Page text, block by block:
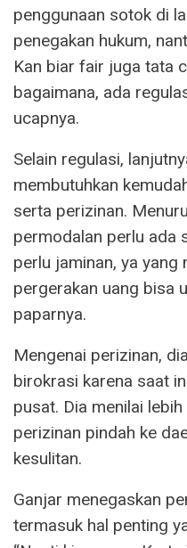
penggunaan sotok di
penegakan hukum,
Kan biar fair juga tata
bagaimana, ada
ucapnya.
Selain regulasi,
membutuhkan
serta perizinan.
permodalan perlu ada
perlu jaminan, ya yang
pergerakan uang bisa
paparnya.
Mengenai perizinan,
birokrasi karena saat
pusat. Dia menilai
perizinan pindah ke
kesulitan.
Ganjar menegaskan
termasuk hal penting